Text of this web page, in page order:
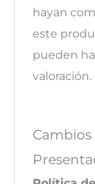
hayan
este
pueden
valoración.
Cambios